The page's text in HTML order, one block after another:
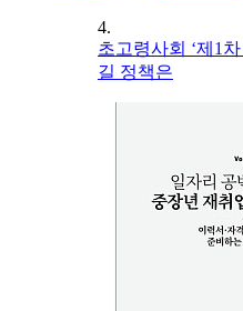
4.
초고령사회 ‘제1
길 정책은